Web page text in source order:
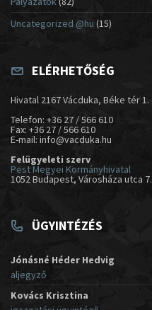
Uncategorized @hu (15)
ELÉRHETŐSÉG
Hivatal 2167 Vácduka, Béke tér 1.
Telefon: +36 27 / 566 610
Fax: +36 27 / 566 610
E-mail: info@vacduka.hu
Felügyeleti szerv
Pest Megyei Kormányhivatal
1052 Budapest, Városháza utca 7.
ÜGYINTÉZÉS
Jónásné Héder Hedvig
aljegyző
Kovács Krisztina